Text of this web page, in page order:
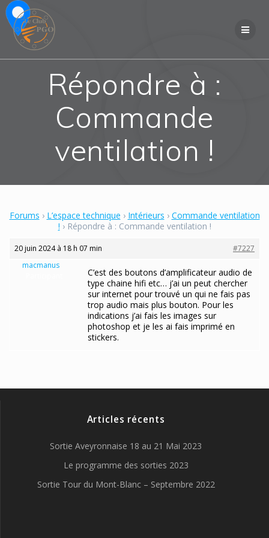
Répondre à :
Commande
ventilation !
Forums › L’espace technique › Intérieurs › Commande ventilation
! › Répondre à : Commande ventilation !
20 juin 2024 à 18 h 07 min
#7227
macmanus
C’est des boutons d’amplificateur audio de
type chaine hifi etc… j’ai un peut chercher
sur internet pour trouvé un qui ne fais pas
trop audio mais plus bouton. Pour les
indications j’ai fais les images sur
photoshop et je les ai fais imprimé en
stickers.
Articles récents
Sortie Aveyronnaise 18 au 21 Mai 2023
Le programme des sorties 2023
Sortie Tour du Mont-Blanc – Septembre 2022